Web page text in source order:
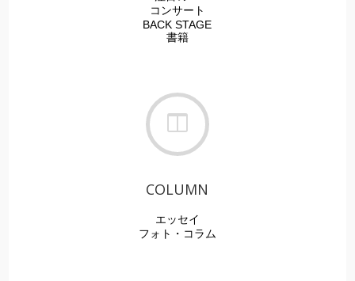
コンサート
BACK STAGE
書籍
COLUMN
エッセイ
フォト・ コラム